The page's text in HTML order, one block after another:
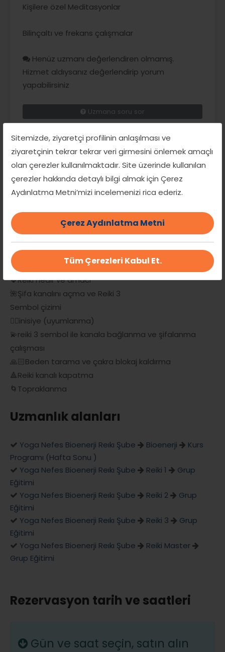
Sitemizde, ziyaretçi profilinin anlaşılması ve
ziyaretçinin tekrar tekrar veri girmesini önlemek amaçlı
olan çerezler kullanılmaktadır. Site üzerinde kullanılan
çerezler hakkında detaylı bilgi almak için Çerez
Aydınlatma Metni’mizi incelemenizi rica ederiz.
Çerez Aydınlatma Metni
Tüm Çerezleri Kabul Et.
Kişilere özel Meditasyonlar
Bilinçaltı ve frekans çalışmalar
Henüz uzmanı değerlendiren olmamış.
Hizmet aldıysanız değerlendirip yorum
yapabilirsiniz
Uzmana soru sor
Hizmetin türü
Reiki 3 Eğitim İçeriği:
🌀Titreşim ve frekans arttırma
🔆Meditasyon
🍀Reiki nedir ve amacı
🌺Şifa kanalını açma ve Reiki 3
Sembol çizimi
🖐🏻inisiye (uyumlanma)
💫reiki 3 sembol ile kanala bağlanma ve şifalanma
çalışması
🙏🏻Beden tarama ve çakra blokaj kaldırma
🔺Reiki kanalı kapatma
🌀Topraklanma
Uzmanlık alanları
Yoga Nefes Bioenerji Reıkı Şube Bioenerji
Kurs
Programı (Hafta Sonu )
Yoga Nefes Bioenerji Reıkı Şube
Reiki 1
Grup
Eğitimi
Yoga Nefes Bioenerji Reıkı Şube
Reiki 2
Grup
Eğitimi
Yoga Nefes Bioenerji Reıkı Şube
Reiki 3
Grup
Eğitimi
Yoga Nefes Bioenerji Reıkı Şube
Reiki Master
Grup Eğitimi
Rezervasyon tarih ve saatleri
Gün ve saat seçin, satın alın